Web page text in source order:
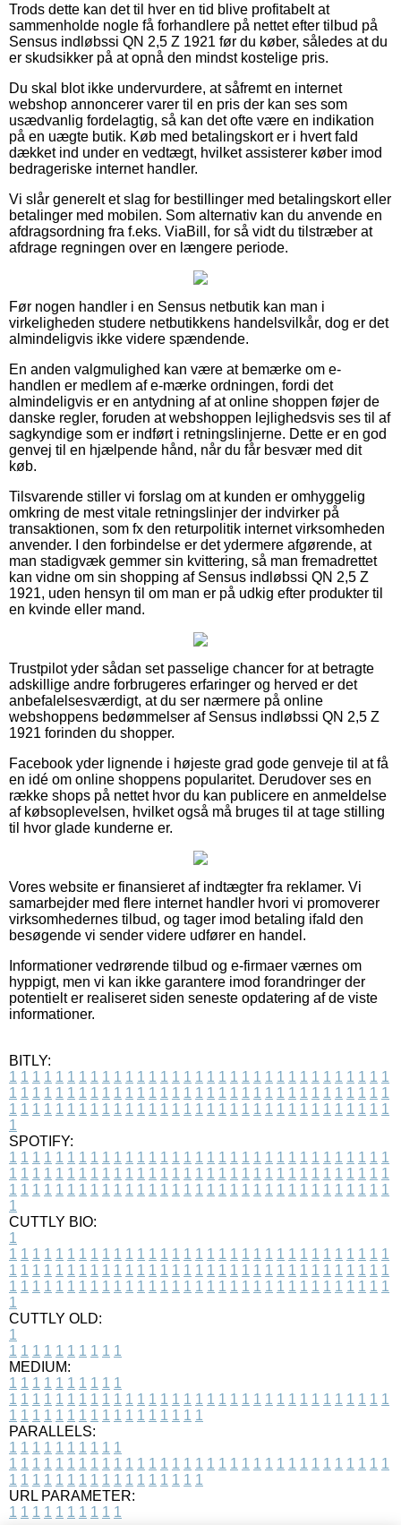
Trods dette kan det til hver en tid blive profitabelt at
sammenholde nogle få forhandlere på nettet efter tilbud på
Sensus indløbssi QN 2,5 Z 1921 før du køber, således at du
er skudsikker på at opnå den mindst kostelige pris.
Du skal blot ikke undervurdere, at såfremt en internet
webshop annoncerer varer til en pris der kan ses som
usædvanlig fordelagtig, så kan det ofte være en indikation
på en uægte butik. Køb med betalingskort er i hvert fald
dækket ind under en vedtægt, hvilket assisterer køber imod
bedrageriske internet handler.
Vi slår generelt et slag for bestillinger med betalingskort eller
betalinger med mobilen. Som alternativ kan du anvende en
afdragsordning fra f.eks. ViaBill, for så vidt du tilstræber at
afdrage regningen over en længere periode.
Før nogen handler i en Sensus netbutik kan man i
virkeligheden studere netbutikkens handelsvilkår, dog er det
almindeligvis ikke videre spændende.
En anden valgmulighed kan være at bemærke om e-
handlen er medlem af e-mærke ordningen, fordi det
almindeligvis er en antydning af at online shoppen føjer de
danske regler, foruden at webshoppen lejlighedsvis ses til af
sagkyndige som er indført i retningslinjerne. Dette er en god
genvej til en hjælpende hånd, når du får besvær med dit
køb.
Tilsvarende stiller vi forslag om at kunden er omhyggelig
omkring de mest vitale retningslinjer der indvirker på
transaktionen, som fx den returpolitik internet virksomheden
anvender. I den forbindelse er det ydermere afgørende, at
man stadigvæk gemmer sin kvittering, så man fremadrettet
kan vidne om sin shopping af Sensus indløbssi QN 2,5 Z
1921, uden hensyn til om man er på udkig efter produkter til
en kvinde eller mand.
Trustpilot yder sådan set passelige chancer for at betragte
adskillige andre forbrugeres erfaringer og herved er det
anbefalelsesværdigt, at du ser nærmere på online
webshoppens bedømmelser af Sensus indløbssi QN 2,5 Z
1921 forinden du shopper.
Facebook yder lignende i højeste grad gode genveje til at få
en idé om online shoppens popularitet. Derudover ses en
række shops på nettet hvor du kan publicere en anmeldelse
af købsoplevelsen, hvilket også må bruges til at tage stilling
til hvor glade kunderne er.
Vores website er finansieret af indtægter fra reklamer. Vi
samarbejder med flere internet handler hvori vi promoverer
virksomhedernes tilbud, og tager imod betaling ifald den
besøgende vi sender videre udfører en handel.
Informationer vedrørende tilbud og e-firmaer værnes om
hyppigt, men vi kan ikke garantere imod forandringer der
potentielt er realiseret siden seneste opdatering af de viste
informationer.
BITLY:
1 1 1 1 1 1 1 1 1 1 1 1 1 1 1 1 1 1 1 1 1 1 1 1 1 1 1 1 1 1 1 1 1
1 1 1 1 1 1 1 1 1 1 1 1 1 1 1 1 1 1 1 1 1 1 1 1 1 1 1 1 1 1 1 1 1
1 1 1 1 1 1 1 1 1 1 1 1 1 1 1 1 1 1 1 1 1 1 1 1 1 1 1 1 1 1 1 1 1
1
SPOTIFY:
1 1 1 1 1 1 1 1 1 1 1 1 1 1 1 1 1 1 1 1 1 1 1 1 1 1 1 1 1 1 1 1 1
1 1 1 1 1 1 1 1 1 1 1 1 1 1 1 1 1 1 1 1 1 1 1 1 1 1 1 1 1 1 1 1 1
1 1 1 1 1 1 1 1 1 1 1 1 1 1 1 1 1 1 1 1 1 1 1 1 1 1 1 1 1 1 1 1 1
1
CUTTLY BIO:
1
1 1 1 1 1 1 1 1 1 1 1 1 1 1 1 1 1 1 1 1 1 1 1 1 1 1 1 1 1 1 1 1 1
1 1 1 1 1 1 1 1 1 1 1 1 1 1 1 1 1 1 1 1 1 1 1 1 1 1 1 1 1 1 1 1 1
1 1 1 1 1 1 1 1 1 1 1 1 1 1 1 1 1 1 1 1 1 1 1 1 1 1 1 1 1 1 1 1 1
1
CUTTLY OLD:
1
1 1 1 1 1 1 1 1 1 1
MEDIUM:
1 1 1 1 1 1 1 1 1 1
1 1 1 1 1 1 1 1 1 1 1 1 1 1 1 1 1 1 1 1 1 1 1 1 1 1 1 1 1 1 1 1 1
1 1 1 1 1 1 1 1 1 1 1 1 1 1 1 1 1
PARALLELS:
1 1 1 1 1 1 1 1 1 1
1 1 1 1 1 1 1 1 1 1 1 1 1 1 1 1 1 1 1 1 1 1 1 1 1 1 1 1 1 1 1 1 1
1 1 1 1 1 1 1 1 1 1 1 1 1 1 1 1 1
URL PARAMETER:
1 1 1 1 1 1 1 1 1 1